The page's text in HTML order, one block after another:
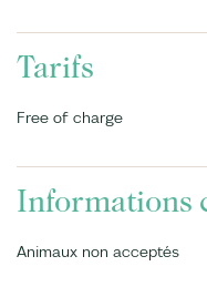
Tarifs
Free of charge
Informations
Animaux non acceptés